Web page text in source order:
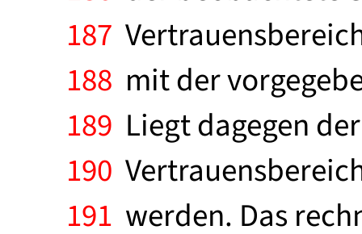
187
188 mit der
189 Liegt dagegen
190
191 werden. Das